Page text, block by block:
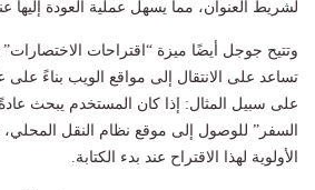
لشريط العنوان، مما يسهل عملية العودة إليها
وتتيح جوجل أيضًا ميزة “اقتراحات
تساعد على الانتقال إلى مواقع الويب بناءً على
على سبيل المثال: إذا كان المستخدم يبحث
السفر” للوصول إلى موقع نظام النقل
الأولوية لهذا الاقتراح عند بدء الكتابة.